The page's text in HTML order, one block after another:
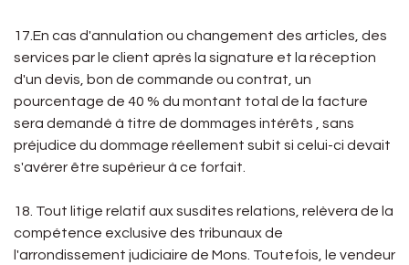
17.En cas d'annulation ou changement des articles, des
services par le client après la signature et la réception
d'un devis, bon de commande ou contrat, un
pourcentage de 40 % du montant total de la facture
sera demandé à titre de dommages intérêts , sans
préjudice du dommage réellement subit si celui-ci devait
s'avérer être supérieur à ce forfait.
18. Tout litige relatif aux susdites relations, relèvera de la
compétence exclusive des tribunaux de
l'arrondissement judiciaire de Mons. Toutefois, le vendeur